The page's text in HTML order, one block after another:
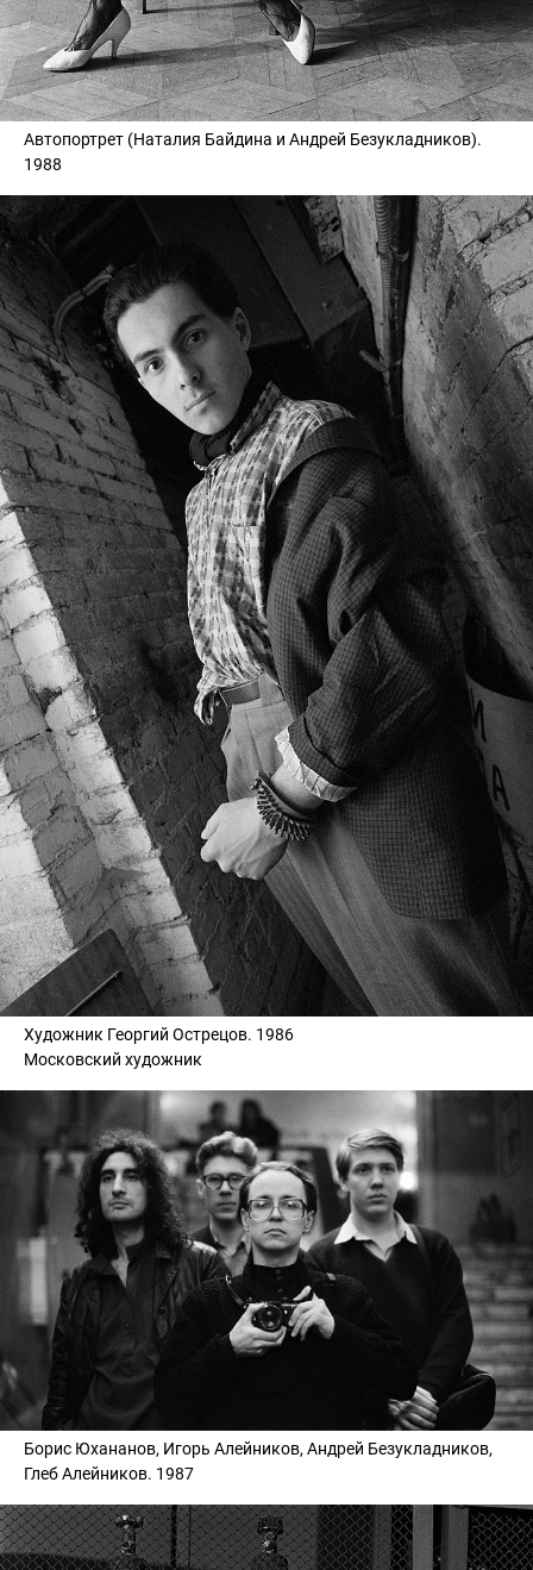
Автопортрет (Наталия Байдина и Андрей Безукладников).
1988
Художник Георгий Острецов. 1986
Московский художник
Борис Юхананов, Игорь Алейников, Андрей Безукладников,
Глеб Алейников. 1987